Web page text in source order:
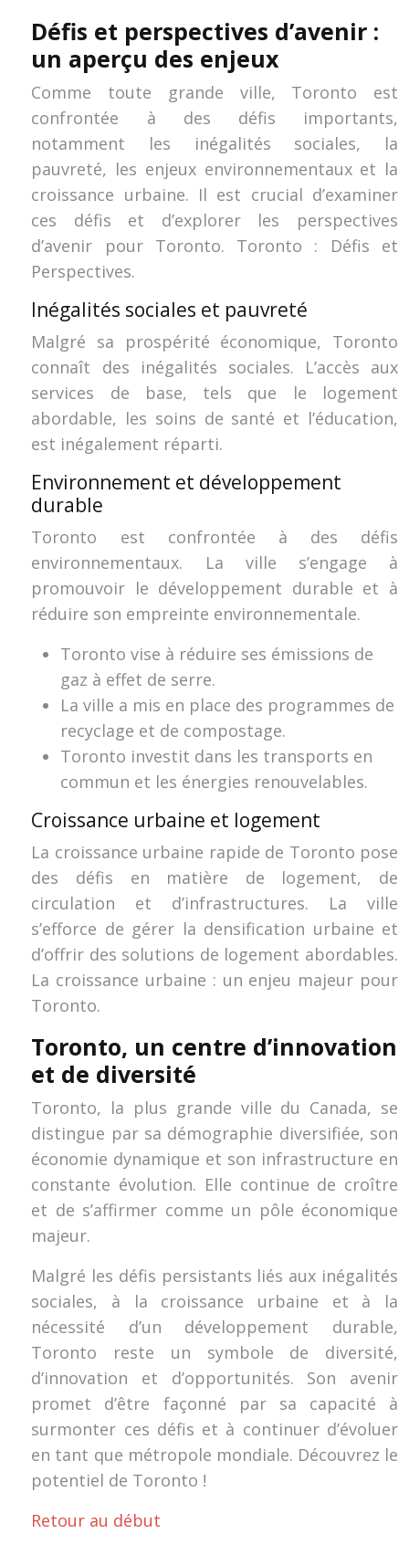
Défis et perspectives d’avenir :
un aperçu des enjeux
Comme toute grande ville, Toronto est
confrontée à des défis importants,
notamment les inégalités sociales, la
pauvreté, les enjeux environnementaux et la
croissance urbaine. Il est crucial d’examiner
ces défis et d’explorer les perspectives
d’avenir pour Toronto. Toronto : Défis et
Perspectives.
Inégalités sociales et pauvreté
Malgré sa prospérité économique, Toronto
connaît des inégalités sociales. L’accès aux
services de base, tels que le logement
abordable, les soins de santé et l’éducation,
est inégalement réparti.
Environnement et développement
durable
Toronto est confrontée à des défis
environnementaux. La ville s’engage à
promouvoir le développement durable et à
réduire son empreinte environnementale.
Toronto vise à réduire ses émissions de
gaz à effet de serre.
La ville a mis en place des programmes de
recyclage et de compostage.
Toronto investit dans les transports en
commun et les énergies renouvelables.
Croissance urbaine et logement
La croissance urbaine rapide de Toronto pose
des défis en matière de logement, de
circulation et d’infrastructures. La ville
s’efforce de gérer la densification urbaine et
d’offrir des solutions de logement abordables.
La croissance urbaine : un enjeu majeur pour
Toronto.
Toronto, un centre d’innovation
et de diversité
Toronto, la plus grande ville du Canada, se
distingue par sa démographie diversifiée, son
économie dynamique et son infrastructure en
constante évolution. Elle continue de croître
et de s’affirmer comme un pôle économique
majeur.
Malgré les défis persistants liés aux inégalités
sociales, à la croissance urbaine et à la
nécessité d’un développement durable,
Toronto reste un symbole de diversité,
d’innovation et d’opportunités. Son avenir
promet d’être façonné par sa capacité à
surmonter ces défis et à continuer d’évoluer
en tant que métropole mondiale. Découvrez le
potentiel de Toronto !
Retour au début